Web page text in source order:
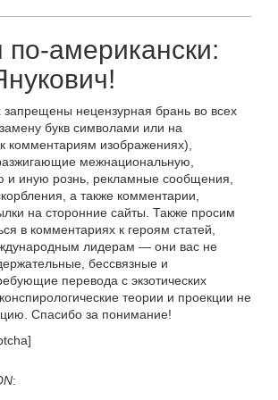
американски:
нецензурная брань во всех
букв символами или на
комментариям изображениях),
межнациональную,
и иную рознь, рекламные сообщения,
а также комментарии,
на сторонние сайты. Также просим
в комментариях к героям статей,
лидерам — они вас не
бессвязные и
перевода с экзотических
теории и проекции не
Спасибо за понимание!
: